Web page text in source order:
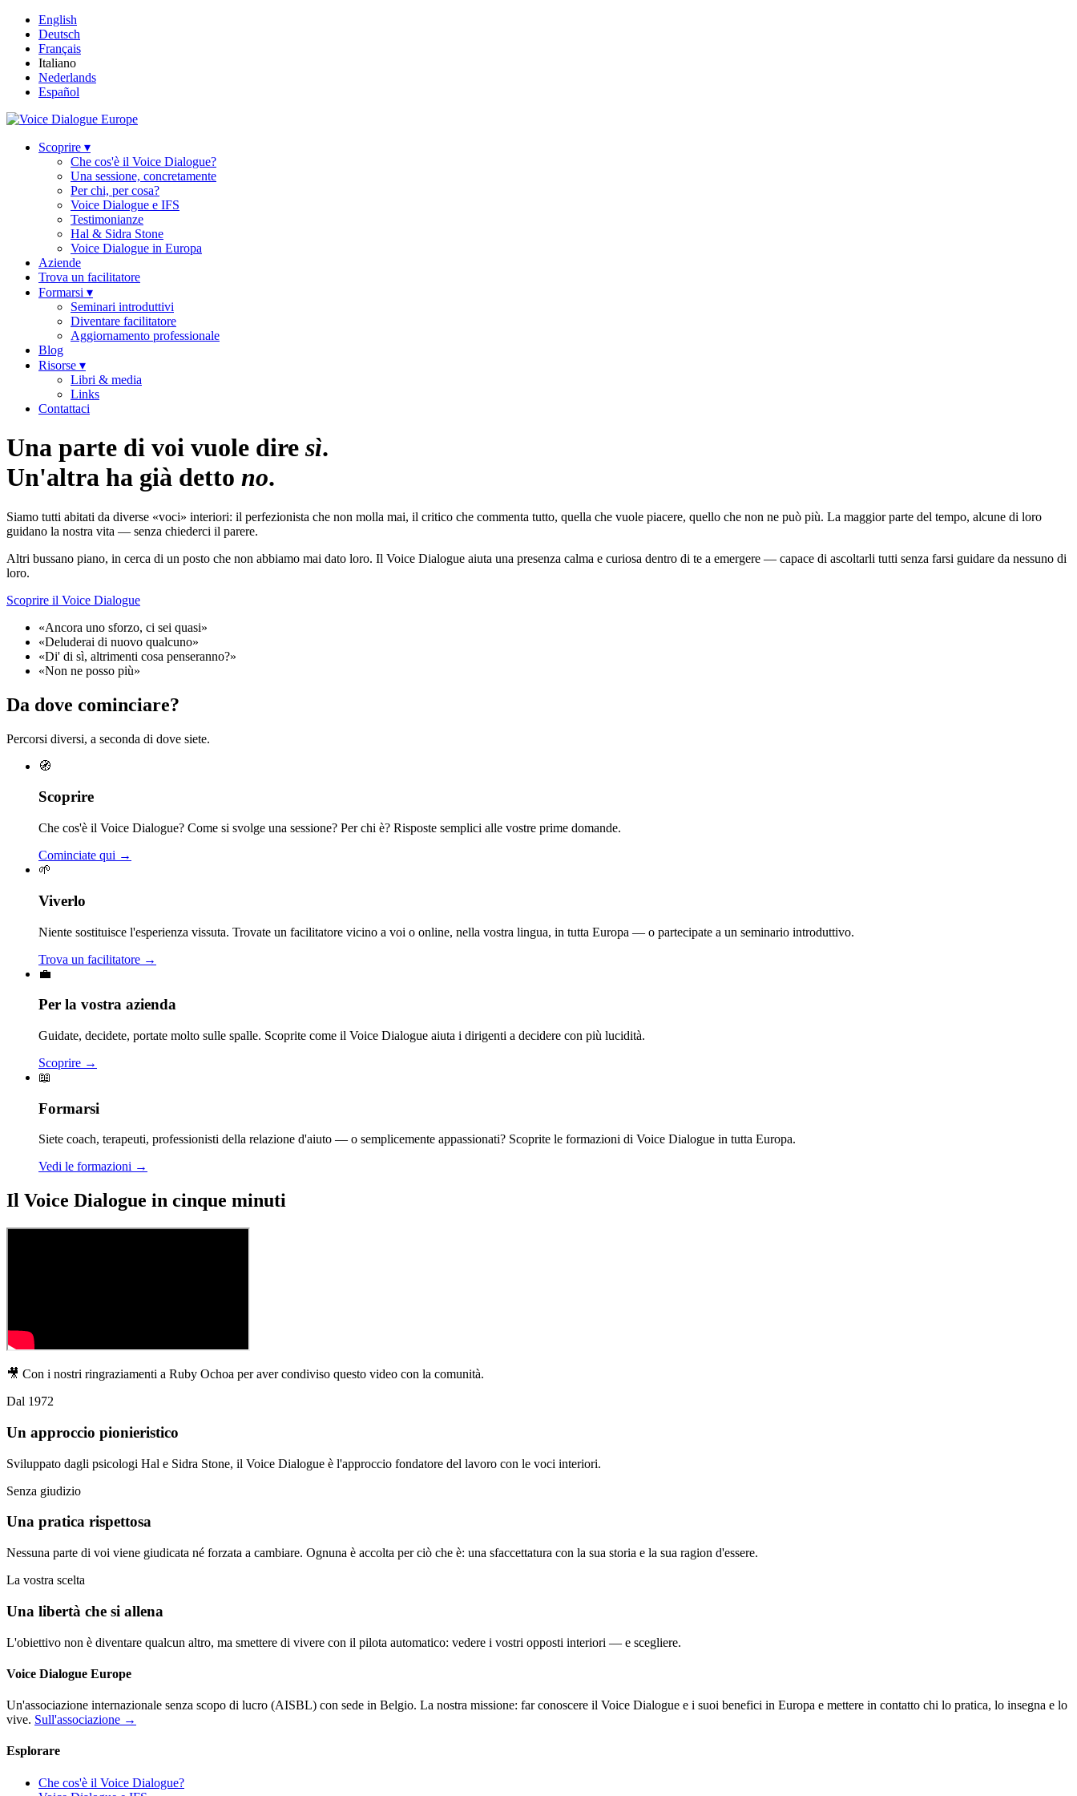
English
Deutsch
Français
Italiano
Nederlands
Español
Scoprire ▾
Che cos'è il Voice Dialogue?
Una sessione, concretamente
Per chi, per cosa?
Voice Dialogue e IFS
Testimonianze
Hal & Sidra Stone
Voice Dialogue in Europa
Aziende
Trova un facilitatore
Formarsi ▾
Seminari introduttivi
Diventare facilitatore
Aggiornamento professionale
Blog
Risorse ▾
Libri & media
Links
Contattaci
Una parte di voi vuole dire sì.
Un'altra ha già detto no.
Siamo tutti abitati da diverse «voci» interiori: il perfezionista che non molla mai, il critico che commenta tutto, quella che vuole piacere, quello che non ne può più. La maggior parte del tempo, alcune di loro
guidano la nostra vita — senza chiederci il parere.
Altri bussano piano, in cerca di un posto che non abbiamo mai dato loro. Il Voice Dialogue aiuta una presenza calma e curiosa dentro di te a emergere — capace di ascoltarli tutti senza farsi guidare da nessuno di
loro.
Scoprire il Voice Dialogue
«Ancora uno sforzo, ci sei quasi»
«Deluderai di nuovo qualcuno»
«Di' di sì, altrimenti cosa penseranno?»
«Non ne posso più»
Da dove cominciare?
Percorsi diversi, a seconda di dove siete.
🧭
Scoprire
Che cos'è il Voice Dialogue? Come si svolge una sessione? Per chi è? Risposte semplici alle vostre prime domande.
Cominciate qui →
🌱
Viverlo
Niente sostituisce l'esperienza vissuta. Trovate un facilitatore vicino a voi o online, nella vostra lingua, in tutta Europa — o partecipate a un seminario introduttivo.
Trova un facilitatore →
💼
Per la vostra azienda
Guidate, decidete, portate molto sulle spalle. Scoprite come il Voice Dialogue aiuta i dirigenti a decidere con più lucidità.
Scoprire →
📖
Formarsi
Siete coach, terapeuti, professionisti della relazione d'aiuto — o semplicemente appassionati? Scoprite le formazioni di Voice Dialogue in tutta Europa.
Vedi le formazioni →
Il Voice Dialogue in cinque minuti
🎥 Con i nostri ringraziamenti a Ruby Ochoa per aver condiviso questo video con la comunità.
Dal 1972
Un approccio pionieristico
Sviluppato dagli psicologi Hal e Sidra Stone, il Voice Dialogue è l'approccio fondatore del lavoro con le voci interiori.
Senza giudizio
Una pratica rispettosa
Nessuna parte di voi viene giudicata né forzata a cambiare. Ognuna è accolta per ciò che è: una sfaccettatura con la sua storia e la sua ragion d'essere.
La vostra scelta
Una libertà che si allena
L'obiettivo non è diventare qualcun altro, ma smettere di vivere con il pilota automatico: vedere i vostri opposti interiori — e scegliere.
Voice Dialogue Europe
Un'associazione internazionale senza scopo di lucro (AISBL) con sede in Belgio. La nostra missione: far conoscere il Voice Dialogue e i suoi benefici in Europa e mettere in contatto chi lo pratica, lo insegna e lo
vive. Sull'associazione →
Esplorare
Che cos'è il Voice Dialogue?